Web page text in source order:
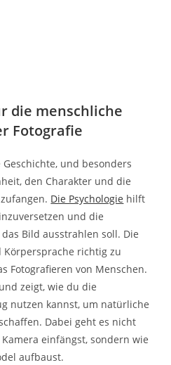
die menschliche
Fotografie
und besonders
den Charakter und die
Die Psychologie hilft
und die
Bild ausstrahlen soll. Die
Körpersprache richtig zu
Fotografieren von Menschen.
zeigt, wie du die
nutzen kannst, um natürliche
Dabei geht es nicht
einfängst, sondern wie
aufbaust.